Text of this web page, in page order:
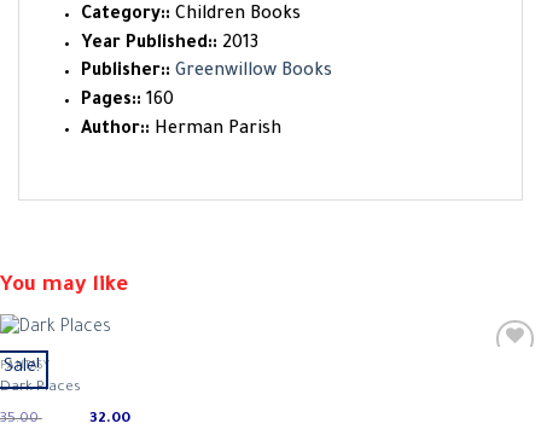
Category:: Children Books
Year Published:: 2013
Publisher:: Greenwillow Books
Pages:: 160
Author:: Herman Parish
You may like
Sale!
FANTASY
Dark Places
35.00
Original
price 32.00